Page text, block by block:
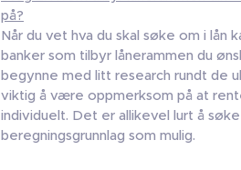
på?
Når du vet hva du skal søke om i lån
banker som tilbyr lånerammen du
begynne med litt research rundt de
viktig å være oppmerksom på at
individuelt. Det er allikevel lurt å
beregningsgrunnlag som mulig.